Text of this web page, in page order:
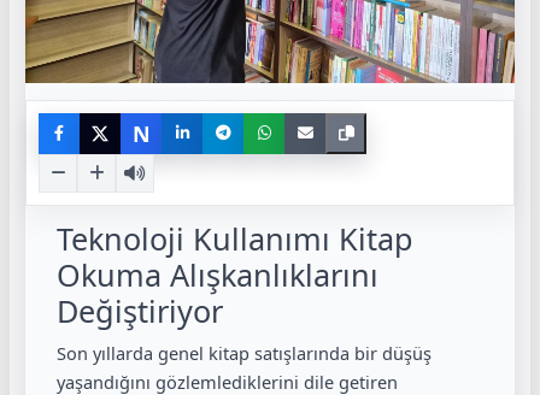
N
Teknoloji Kullanımı Kitap
Okuma Alışkanlıklarını
Değiştiriyor
Son yıllarda genel kitap satışlarında bir düşüş
yaşandığını gözlemlediklerini dile getiren